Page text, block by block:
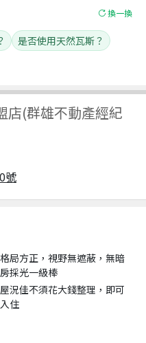
店(群雄不動產經紀
號
換一換
是否使用天然瓦斯？
格局方正，視野無遮蔽，無暗
房採光一級棒
屋況佳不須花大錢整理，即可
入住